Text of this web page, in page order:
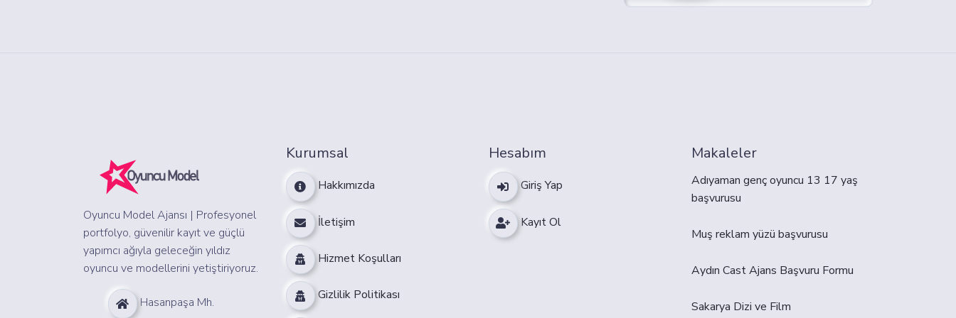
Oyuncu Model Ajansı | Profesyonel
portfolyo, güvenilir kayıt ve güçlü
yapımcı ağıyla geleceğin yıldız
oyuncu ve modellerini yetiştiriyoruz.
Hasanpaşa Mh.
Kurumsal
Hakkımızda
İletişim
Hizmet Koşulları
Gizlilik Politikası
Hesabım
Giriş Yap
Kayıt Ol
Makaleler
Adıyaman genç oyuncu 13 17 yaş
başvurusu
Muş reklam yüzü başvurusu
Aydın Cast Ajans Başvuru Formu
Sakarya Dizi ve Film